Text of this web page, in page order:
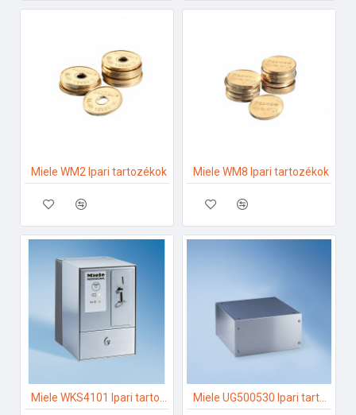
Miele WM2 Ipari tartozékok Miele WM8 Ipari tartozékok
Miele WKS4101 Ipari tartozékok Miele UG500530 Ipari tartozékok